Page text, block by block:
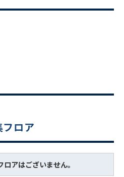
ロア
アはございません。